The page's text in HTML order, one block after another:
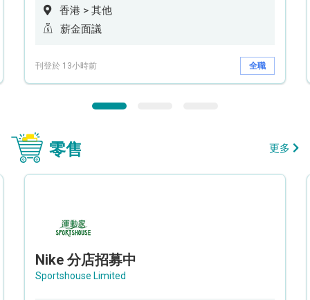
香港 > 其他
薪金面議
刊登於 13小時前 全職
零售 更多
Nike 分店招募中
Sportshouse Limited